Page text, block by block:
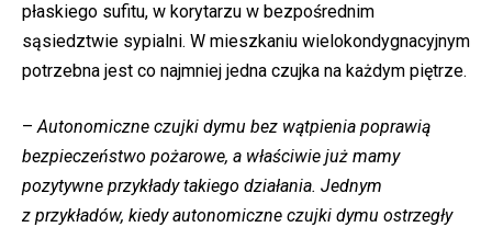
płaskiego sufitu, w korytarzu w bezpośrednim
sąsiedztwie sypialni. W mieszkaniu wielokondygnacyjnym
potrzebna jest co najmniej jedna czujka na każdym piętrze.
– Autonomiczne czujki dymu bez wątpienia poprawią
bezpieczeństwo pożarowe, a właściwie już mamy
pozytywne przykłady takiego działania. Jednym
z przykładów, kiedy autonomiczne czujki dymu ostrzegły